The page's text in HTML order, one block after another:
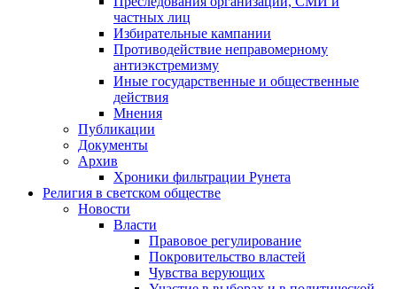
частных лиц
Избирательные кампании
Противодействие неправомерному
антиэкстремизму
Иные государственные и общественные
действия
Мнения
Публикации
Документы
Архив
Хроники фильтрации Рунета
Религия в светском обществе
Новости
Власти
Правовое регулирование
Покровительство властей
Чувства верующих